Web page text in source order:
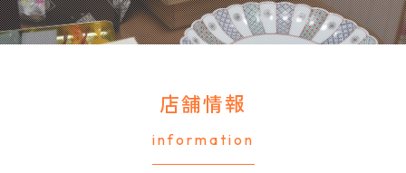
店舗情報
information